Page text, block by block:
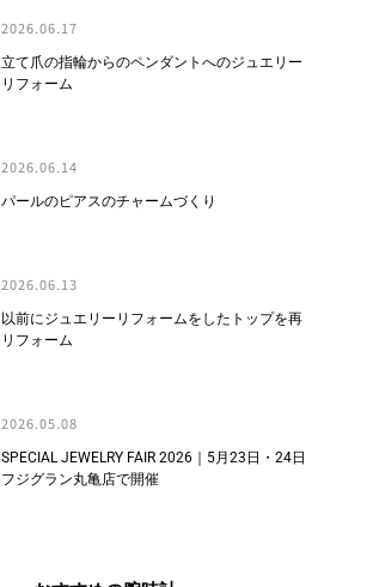
2026.06.17
立て爪の指輪からのペンダントへのジュエリー
リフォーム
2026.06.14
パールのピアスのチャームづくり
2026.06.13
以前にジュエリーリフォームをしたトップを再
リフォーム
2026.05.08
SPECIAL JEWELRY FAIR 2026｜5月23日・24日
フジグラン丸亀店で開催